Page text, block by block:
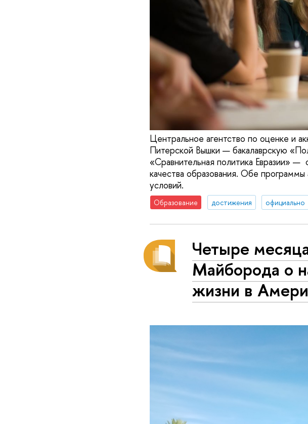
Центральное агентство по оценке и
Питерской Вышки — бакалаврскую
«Сравнительная политика Евразии»
качества образования. Обе
условий.
Образование достижения официально
Четыре
Майборода о
жизни в